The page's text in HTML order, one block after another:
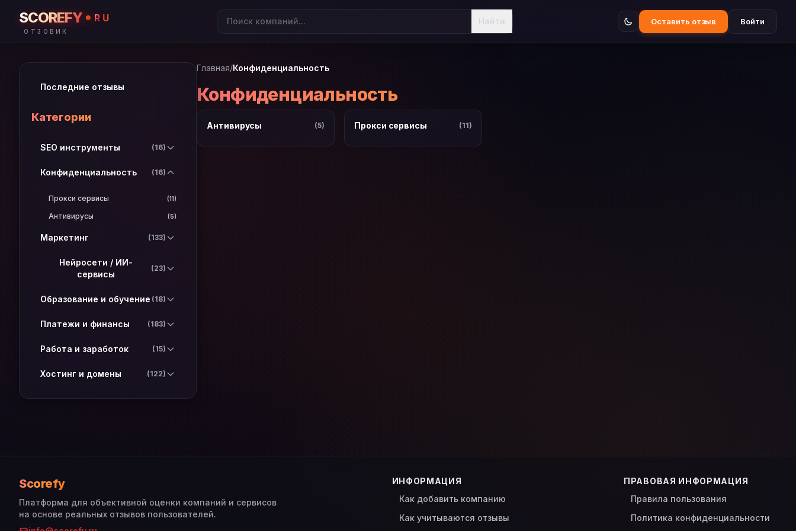
SCOREFY RU
ОТЗОВИК
Найти Оставить отзыв Войти
Последние отзывы
Категории
SEO инструменты (16)
Конфиденциальность (16)
Прокси сервисы (11)
Антивирусы (5)
Маркетинг (133)
Нейросети / ИИ-
сервисы
(23)
Образование и обучение (18)
Платежи и финансы (183)
Работа и заработок (15)
Хостинг и домены (122)
Главная/Конфиденциальность
Конфиденциальность
Антивирусы (5) Прокси сервисы (11)
Scorefy
Платформа для объективной оценки компаний и сервисов
на основе реальных отзывов пользователей.
ИНФОРМАЦИЯ
Как добавить компанию
Как учитываются отзывы
ПРАВОВАЯ ИНФОРМАЦИЯ
Правила пользования
Политика конфиденциальности